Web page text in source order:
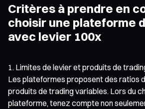
Critères à prendre en
choisir une plateforme
avec levier 100x
Limites de levier et produits de
Les plateformes proposent des ratios
produits de trading variables. Lors du
plateforme, tenez compte non